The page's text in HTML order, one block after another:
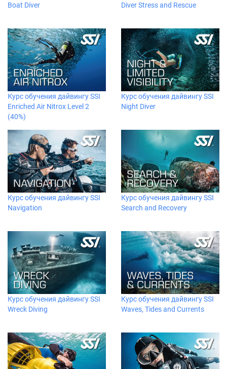
Boat Diver
Diver Stress and Rescue
Курс обучения дайвингу SSI
Enriched Air Nitrox Level 2
(40%)
Курс обучения дайвингу SSI
Night Diver
Курс обучения дайвингу SSI
Navigation
Курс обучения дайвингу SSI
Search and Recovery
Курс обучения дайвингу SSI
Wreck Diving
Курс обучения дайвингу SSI
Waves, Tides and Currents